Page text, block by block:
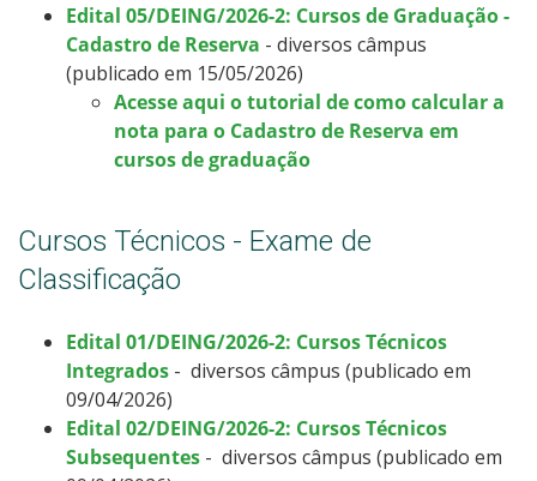
Edital 05/DEING/2026-2: Cursos de Graduação -
Cadastro de Reserva - diversos câmpus
(publicado em 15/05/2026)
Acesse aqui o tutorial de como calcular a
nota para o Cadastro de Reserva em
cursos de graduação
Cursos Técnicos - Exame de
Classificação
Edital 01/DEING/2026-2: Cursos Técnicos
Integrados - diversos câmpus (publicado em
09/04/2026)
Edital 02/DEING/2026-2: Cursos Técnicos
Subsequentes - diversos câmpus (publicado em